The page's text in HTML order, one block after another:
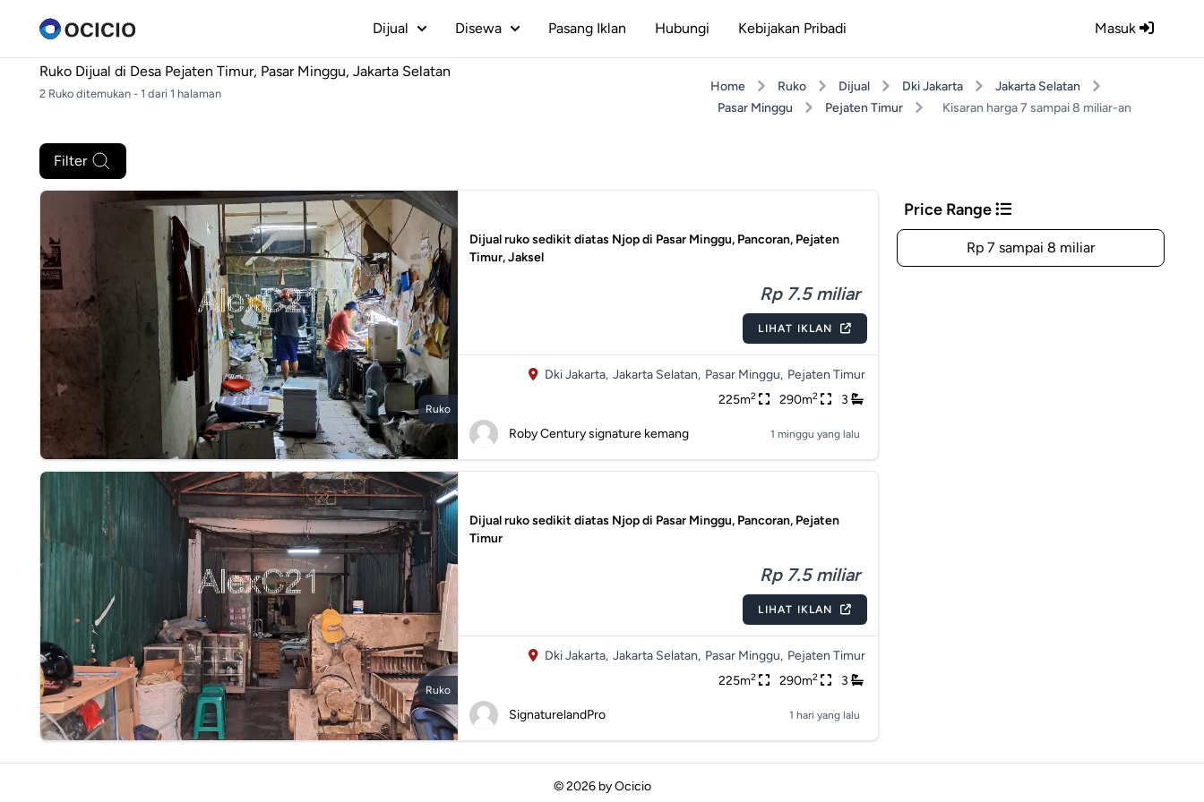
Masuk
Dijual Disewa Pasang Iklan Hubungi Kebijakan Pribadi
Ruko Dijual di Desa Pejaten Timur, Pasar Minggu, Jakarta Selatan
2 Ruko ditemukan - 1 dari 1 halaman Home Ruko Dijual Dki Jakarta
Jakarta Selatan
Pasar Minggu
Pejaten Timur Kisaran harga 7 sampai 8 miliar-an
Filter
Ruko
Dijual ruko sedikit diatas Njop di Pasar Minggu, Pancoran, Pejaten
Timur, Jaksel
Rp 7.5 miliar
LIHAT IKLAN
Dki Jakarta, Jakarta Selatan, Pasar Minggu, Pejaten Timur
225m2 290m2 3
Roby Century signature kemang 1 minggu yang lalu
Ruko
Dijual ruko sedikit diatas Njop di Pasar Minggu, Pancoran, Pejaten
Timur
Rp 7.5 miliar
LIHAT IKLAN
Dki Jakarta, Jakarta Selatan, Pasar Minggu, Pejaten Timur
225m2 290m2 3
SignaturelandPro 1 hari yang lalu
Price Range
Rp 7 sampai 8 miliar
© 2026 byOcicio